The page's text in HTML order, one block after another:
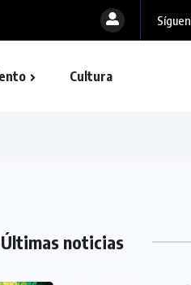
Cultura
Últimas noticias